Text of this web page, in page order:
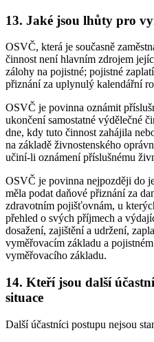
13. Jaké jsou lhůty pro
OSVČ, která je současně
činnost není hlavním zdrojem
zálohy na pojistné; pojistné
přiznání za uplynulý kalendářní
OSVČ je povinna oznámit
ukončení samostatné výdělečné
dne, kdy tuto činnost zahájila
na základě živnostenského
učiní-li oznámení příslušnému
OSVČ je povinna nejpozději do
měla podat daňové přiznání za
zdravotním pojišťovnám, u
přehled o svých příjmech a
dosažení, zajištění a udržení,
vyměřovacím základu a
vyměřovacího základu.
14. Kteří jsou další
situace
Další účastníci postupu nejsou